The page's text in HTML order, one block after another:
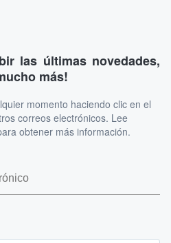
las últimas novedades,
más!
momento haciendo clic en el
correos electrónicos. Lee
obtener más información.